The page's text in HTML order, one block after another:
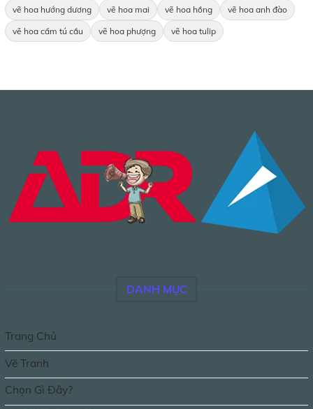
vẽ hoa hướng dương vẽ hoa mai vẽ hoa hồng vẽ hoa anh đào
vẽ hoa cẩm tú cầu vẽ hoa phượng vẽ hoa tulip
DANH MỤC
Trang Chủ
Vẽ Tranh
Chọn Gì Đây?